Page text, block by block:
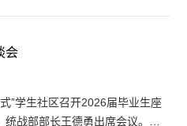
，集中展示阶段性乡村美育帮扶
节目丰富多元、氛围热烈浓
、舞蹈等精品节目，《贝加
会
”学生社区召开2026届毕业生座
战部部长王德勇出席会议。党